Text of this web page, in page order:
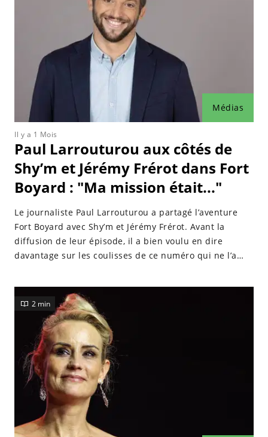
Médias
Il y a 1 Mois
Paul Larrouturou aux côtés de
Shy’m et Jérémy Frérot dans Fort
Boyard : "Ma mission était..."
Le journaliste Paul Larrouturou a partagé l’aventure
Fort Boyard avec Shy’m et Jérémy Frérot. Avant la
diffusion de leur épisode, il a bien voulu en dire
davantage sur les coulisses de ce numéro qui ne l’a
2 min